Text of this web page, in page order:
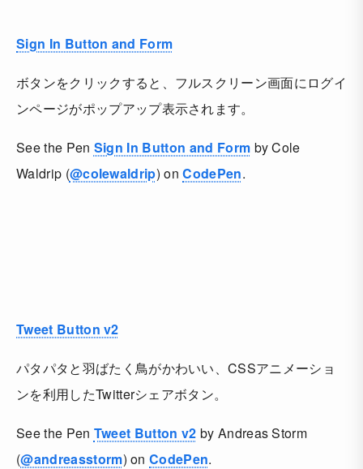
Sign In Button and Form
ボタンをクリックすると、フルスクリーン画面にログイ
ンページがポップアップ表示されます。
See the Pen Sign In Button and Form by Cole
Waldrip (@colewaldrip) onCodePen.
Tweet Button v2
パタパタと羽ばたく鳥がかわいい、CSSアニメーショ
ンを利用したTwitterシェアボタン。
See the Pen Tweet Button v2 by Andreas Storm
(@andreasstorm) onCodePen.